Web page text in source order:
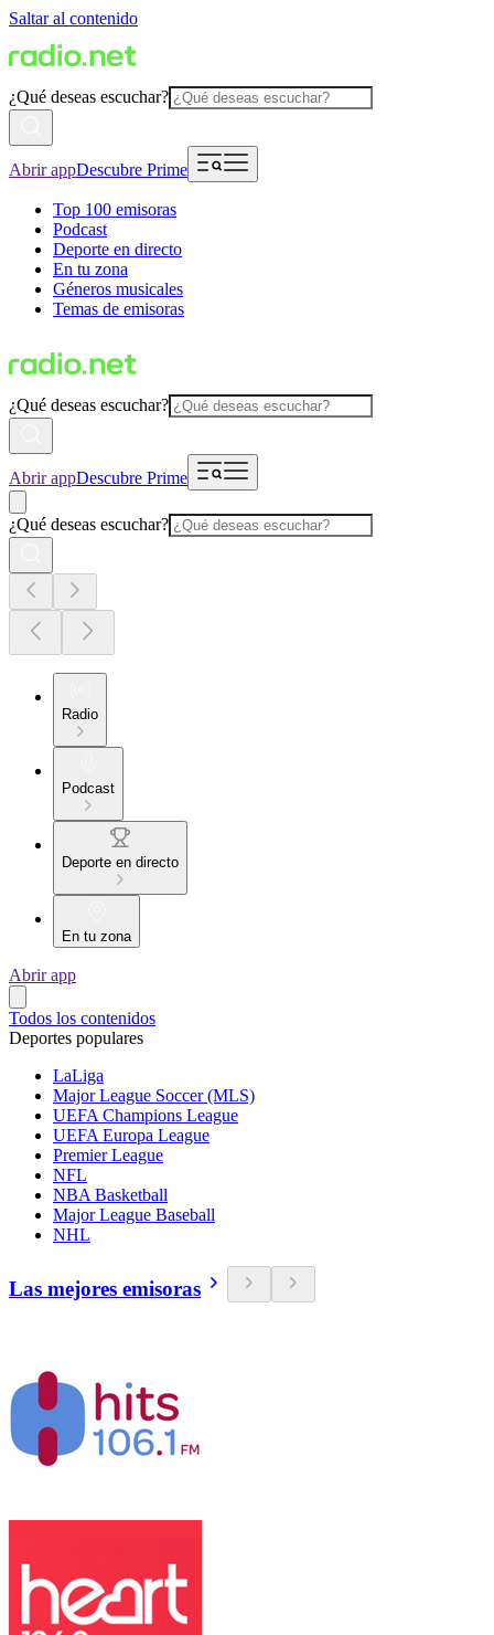
Saltar al contenido
¿Qué deseas escuchar?
Abrir appDescubre Prime
Top 100 emisoras
Podcast
Deporte en directo
En tu zona
Géneros musicales
Temas de emisoras
¿Qué deseas escuchar?
Abrir appDescubre Prime
¿Qué deseas escuchar?
Radio
Podcast
Deporte en directo
En tu zona
Abrir app
Todos los contenidos
Deportes populares
LaLiga
Major League Soccer (MLS)
UEFA Champions League
UEFA Europa League
Premier League
NFL
NBA Basketball
Major League Baseball
NHL
Las mejores emisoras